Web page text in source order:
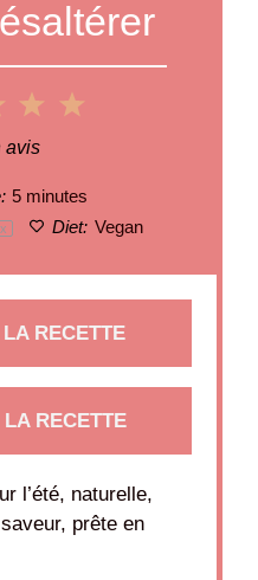
5
3
Stars
avis
5 minutes
x Diet: Vegan
RECETTE
RECETTE
l’été, naturelle,
prête en